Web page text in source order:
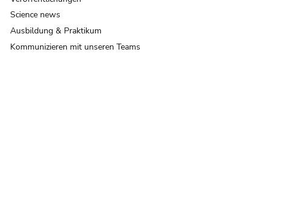
Science news
Ausbildung & Praktikum
Kommunizieren mit unseren Teams